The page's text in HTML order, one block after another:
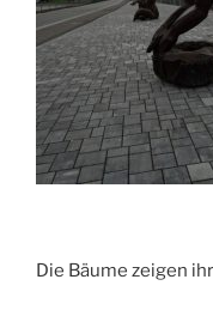
Die Bäume zeigen